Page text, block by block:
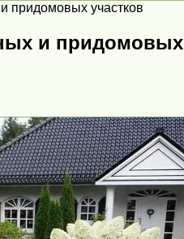
придомовых участков
и придомовых